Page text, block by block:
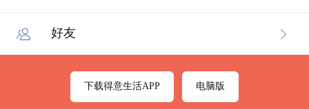
好友
下载得意生活APP 电脑版